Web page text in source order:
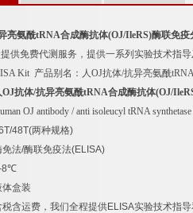
亮氨酰tRNA合成酶抗体(OJ/IleRS)酶联免疫
供免费代测服务，提供一系列实验技术指导
Kit 产品别名： 人OJ抗体/抗异亮氨酰
OJ抗体/抗异亮氨酰tRNA合成酶抗体(OJ/
OJ antibody / anti isoleucyl tRNA
48T(两种规格)
免法/酶联免疫法(ELISA)
℃
盒装
税含运费，我们全程提供ELISA实验技术指导